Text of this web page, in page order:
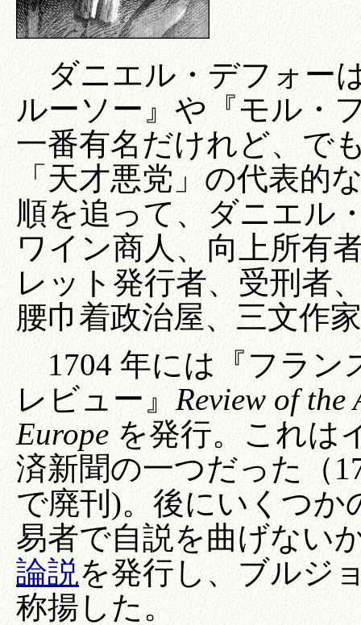
ダニエル・デフォー
ルーソー』や『モル・
一番有名だけれど、で
「天才悪党」の代表的
順を追って、ダニエル
ワイン商人、向上所有
レット発行者、受刑者
腰巾着政治屋、三文作
1704 年には『フラン
レビュー』Review of
Europeを発行。これは
済新聞の一つだった（
で廃刊)。後にいくつか
易者で自説を曲げない
論説を発行し、ブルジ
称揚した。